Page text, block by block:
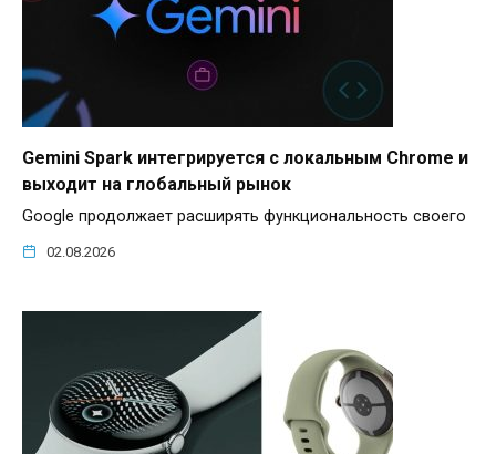
Gemini Spark интегрируется с локальным Chrome и
выходит на глобальный рынок
Google продолжает расширять функциональность своего
02.08.2026